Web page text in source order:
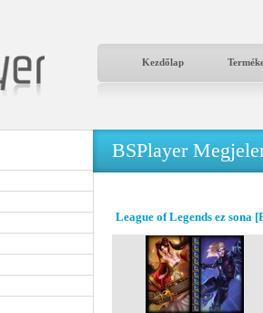
Kezdőlap
BSPlayer
League of Legends ez sona